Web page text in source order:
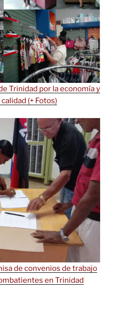
Trinidad por la economía y
(+ Fotos)
de convenios de trabajo
en Trinidad